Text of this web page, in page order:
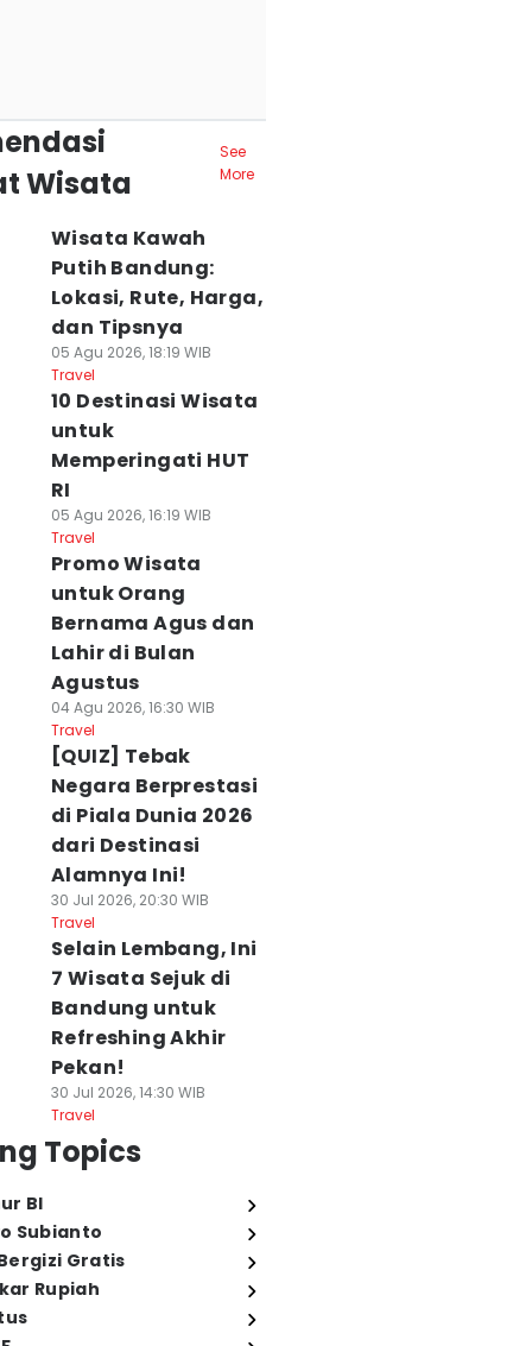
Wisata
See
More
Wisata Kawah
Putih Bandung:
Lokasi, Rute, Harga,
dan Tipsnya
05 Agu 2026, 18:19 WIB
Travel
10 Destinasi Wisata
untuk
Memperingati HUT
RI
05 Agu 2026, 16:19 WIB
Travel
Promo Wisata
untuk Orang
Bernama Agus dan
Lahir di Bulan
Agustus
04 Agu 2026, 16:30 WIB
Travel
[QUIZ] Tebak
Negara Berprestasi
di Piala Dunia 2026
dari Destinasi
Alamnya Ini!
30 Jul 2026, 20:30 WIB
Travel
Selain Lembang, Ini
7 Wisata Sejuk di
Bandung untuk
Refreshing Akhir
Pekan!
30 Jul 2026, 14:30 WIB
Travel
Topics
BI
Subianto
Gratis
Rupiah